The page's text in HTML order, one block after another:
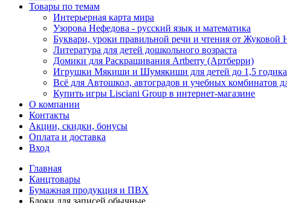
Товары по темам
Интерьерная карта мира
Узорова Нефедова - русский язык и математика
Буквари, уроки правильной речи и чтения от
Литература для детей дошкольного возраста
Домики для Раскрашивания Artberry (Артберри)
Игрушки Мякиши и Шумякиши для детей до 1,5 годика
Всё для Автошкол, автоградов и учебных комбинатов
Купить игры Lisciani Group в интернет-магазине
О компании
Контакты
Акции, скидки, бонусы
Оплата и доставка
Вход
Главная
Канцтовары
Бумажная продукция и ПВХ
Блоки для записей обычные…